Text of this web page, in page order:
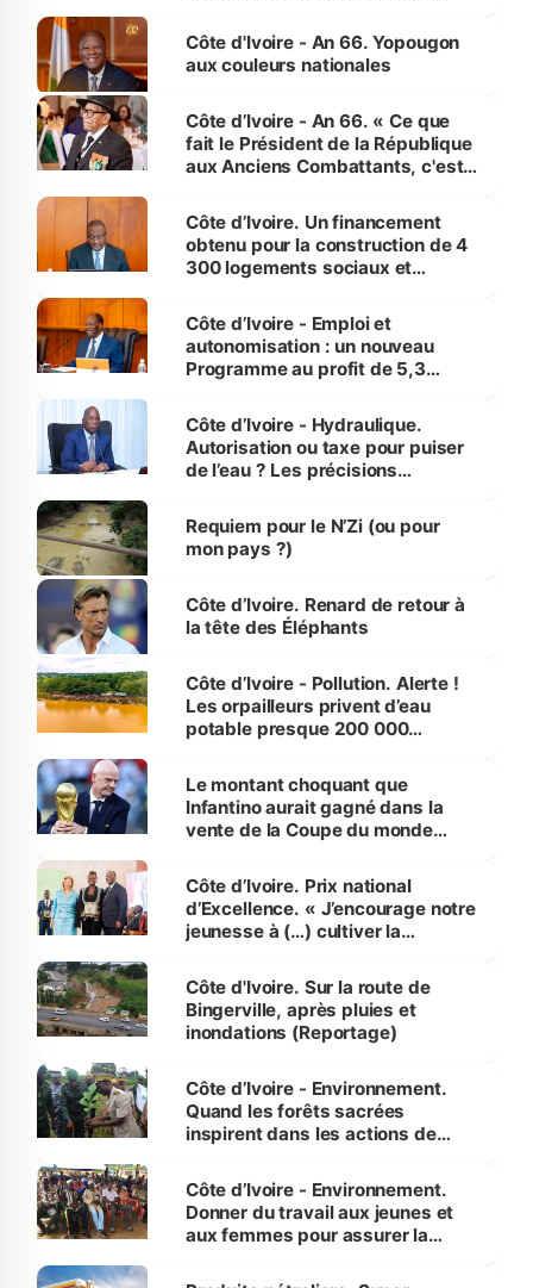
l'Etat de droit pour préserver les
vies humaines »
Côte d'Ivoire - An 66. Yopougon
aux couleurs nationales
Côte d’Ivoire - An 66. « Ce que
fait le Président de la République
aux Anciens Combattants, c'est
Côte d’Ivoire. Un financement
obtenu pour la construction de 4
300 logements sociaux et
et Yamoussoukro
Côte d’Ivoire - Emploi et
autonomisation : un nouveau
Programme au profit de 5,3
Côte d’Ivoire - Hydraulique.
Autorisation ou taxe pour puiser
de l’eau ? Les précisions
Requiem pour le N’Zi (ou pour
mon pays ?)
Côte d’Ivoire. Renard de retour à
la tête des Éléphants
Côte d’Ivoire - Pollution. Alerte !
Les orpailleurs privent d’eau
potable presque 200 000
Le montant choquant que
Infantino aurait gagné dans la
vente de la Coupe du monde
Côte d’Ivoire. Prix national
d’Excellence. « J’encourage notre
jeunesse à (…) cultiver la
(Alassane Ouattara
Côte d'Ivoire. Sur la route de
Bingerville, après pluies et
inondations (Reportage)
Côte d’Ivoire - Environnement.
Quand les forêts sacrées
inspirent dans les actions de
Côte d’Ivoire - Environnement.
Donner du travail aux jeunes et
aux femmes pour assurer la
menacées